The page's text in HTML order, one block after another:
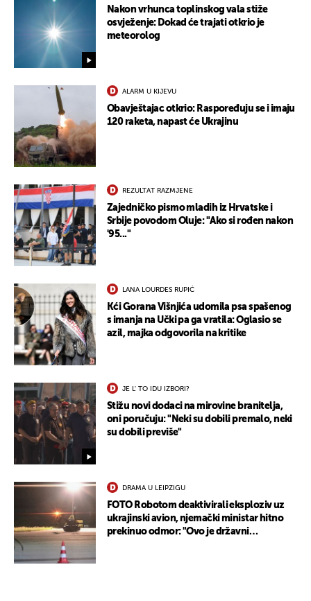
Nakon vrhunca toplinskog vala stiže
osvježenje: Dokad će trajati otkrio je
meteorolog
ALARM U KIJEVU
Obavještajac otkrio: Raspoređuju se i imaju
120 raketa, napast će Ukrajinu
REZULTAT RAZMJENE
Zajedničko pismo mladih iz Hrvatske i
Srbije povodom Oluje: "Ako si rođen nakon
'95..."
LANA LOURDES RUPIĆ
Kći Gorana Višnjića udomila psa spašenog
s imanja na Učki pa ga vratila: Oglasio se
azil, majka odgovorila na kritike
JE L' TO IDU IZBORI?
Stižu novi dodaci na mirovine branitelja,
oni poručuju: "Neki su dobili premalo, neki
su dobili previše"
DRAMA U LEIPZIGU
FOTO Robotom deaktivirali eksploziv uz
ukrajinski avion, njemački ministar hitno
prekinuo odmor: "Ovo je državni
UKLJUČITE NOTIFIKACIJE